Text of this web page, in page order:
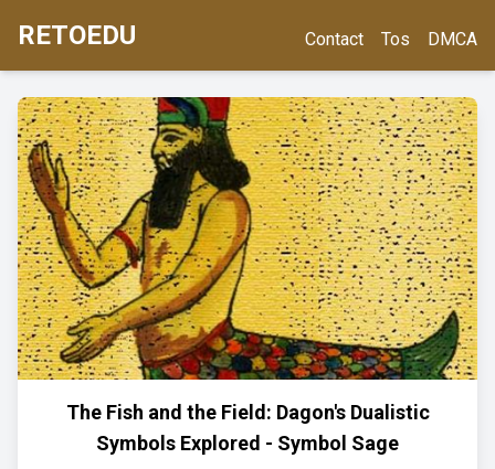
RETOEDU Contact Tos DMCA
The Fish and the Field: Dagon's Dualistic
Symbols Explored - Symbol Sage